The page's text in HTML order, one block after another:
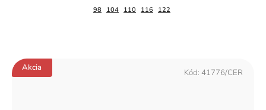
98 104 110 116 122
Akcia Kód: 41776/CER